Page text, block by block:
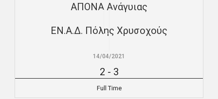
ΑΠΟΝΑ Ανάγυιας
EΝ.Α.Δ. Πόλης Χρυσοχούς
14/04/2021
2 - 3
Full Time